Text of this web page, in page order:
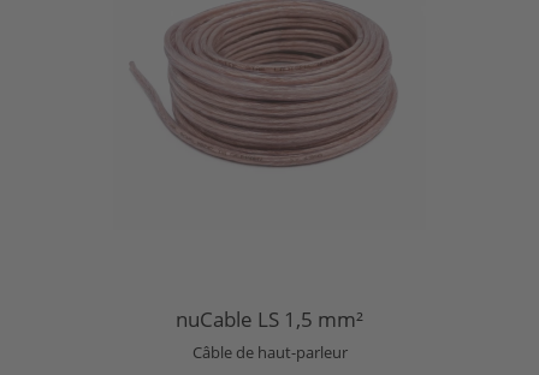
nuCable LS 1,5 mm²
Câble de haut-parleur